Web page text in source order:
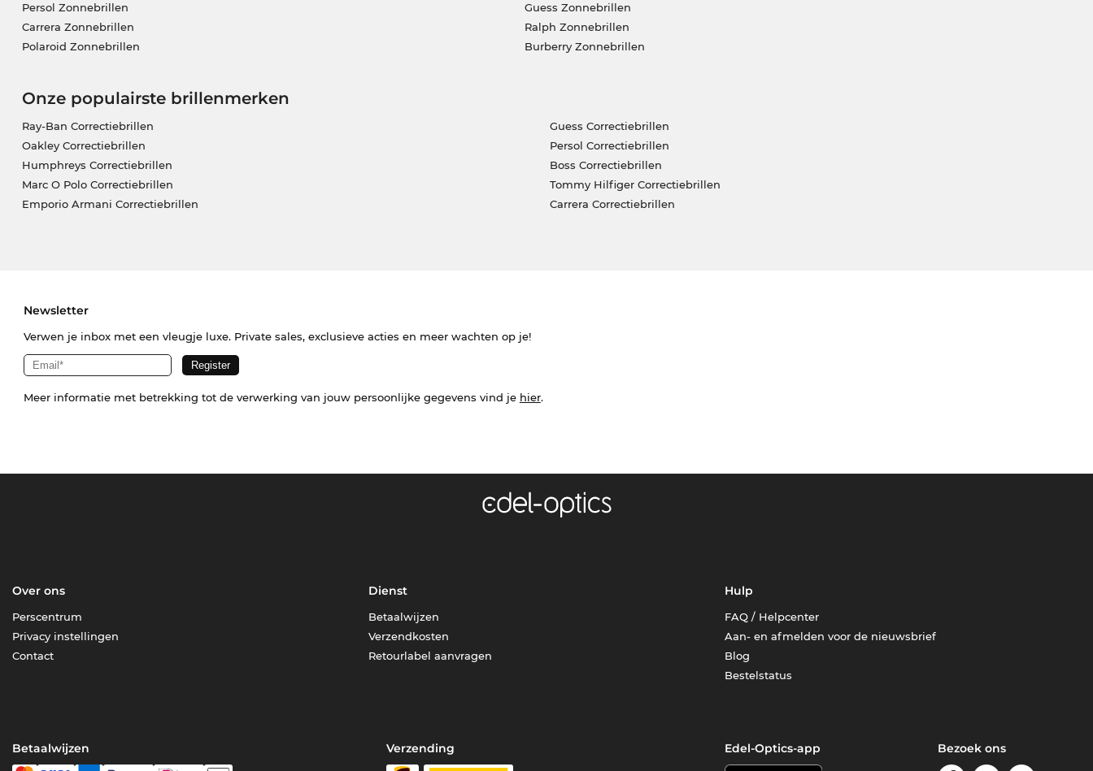
Persol Zonnebrillen
Carrera Zonnebrillen
Polaroid Zonnebrillen
Guess Zonnebrillen
Ralph Zonnebrillen
Burberry Zonnebrillen
Onze populairste brillenmerken
Ray-Ban Correctiebrillen
Oakley Correctiebrillen
Humphreys Correctiebrillen
Marc O Polo Correctiebrillen
Emporio Armani Correctiebrillen
Guess Correctiebrillen
Persol Correctiebrillen
Boss Correctiebrillen
Tommy Hilfiger Correctiebrillen
Carrera Correctiebrillen
Newsletter
Verwen je inbox met een vleugje luxe. Private sales, exclusieve acties en meer wachten op je!
Meer informatie met betrekking tot de verwerking van jouw persoonlijke gegevens vind je hier.
Over ons
Perscentrum
Privacy instellingen
Contact
Dienst
Betaalwijzen
Verzendkosten
Retourlabel aanvragen
Hulp
FAQ / Helpcenter
Aan- en afmelden voor de nieuwsbrief
Blog
Bestelstatus
Betaalwijzen Verzending Edel-Optics-app Bezoek ons